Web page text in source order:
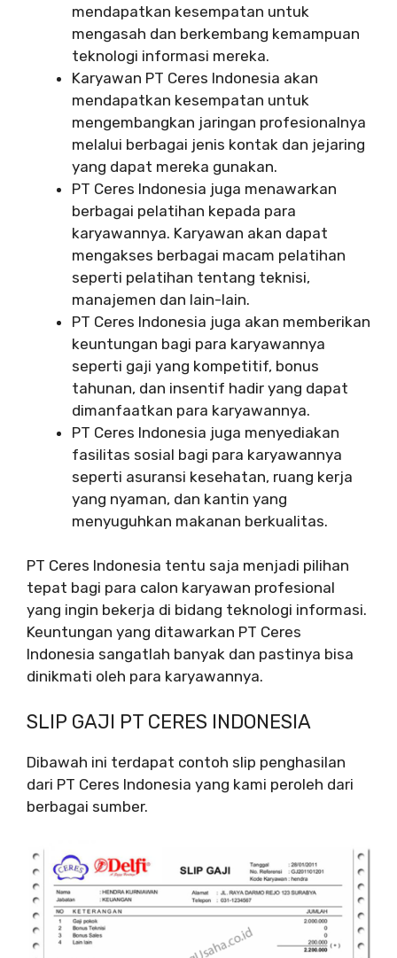
mendapatkan kesempatan untuk
mengasah dan berkembang kemampuan
teknologi informasi mereka.
Karyawan PT Ceres Indonesia akan
mendapatkan kesempatan untuk
mengembangkan jaringan profesionalnya
melalui berbagai jenis kontak dan jejaring
yang dapat mereka gunakan.
PT Ceres Indonesia juga menawarkan
berbagai pelatihan kepada para
karyawannya. Karyawan akan dapat
mengakses berbagai macam pelatihan
seperti pelatihan tentang teknisi,
manajemen dan lain-lain.
PT Ceres Indonesia juga akan memberikan
keuntungan bagi para karyawannya
seperti gaji yang kompetitif, bonus
tahunan, dan insentif hadir yang dapat
dimanfaatkan para karyawannya.
PT Ceres Indonesia juga menyediakan
fasilitas sosial bagi para karyawannya
seperti asuransi kesehatan, ruang kerja
yang nyaman, dan kantin yang
menyuguhkan makanan berkualitas.
PT Ceres Indonesia tentu saja menjadi pilihan
tepat bagi para calon karyawan profesional
yang ingin bekerja di bidang teknologi informasi.
Keuntungan yang ditawarkan PT Ceres
Indonesia sangatlah banyak dan pastinya bisa
dinikmati oleh para karyawannya.
SLIP GAJI PT CERES INDONESIA
Dibawah ini terdapat contoh slip penghasilan
dari PT Ceres Indonesia yang kami peroleh dari
berbagai sumber.